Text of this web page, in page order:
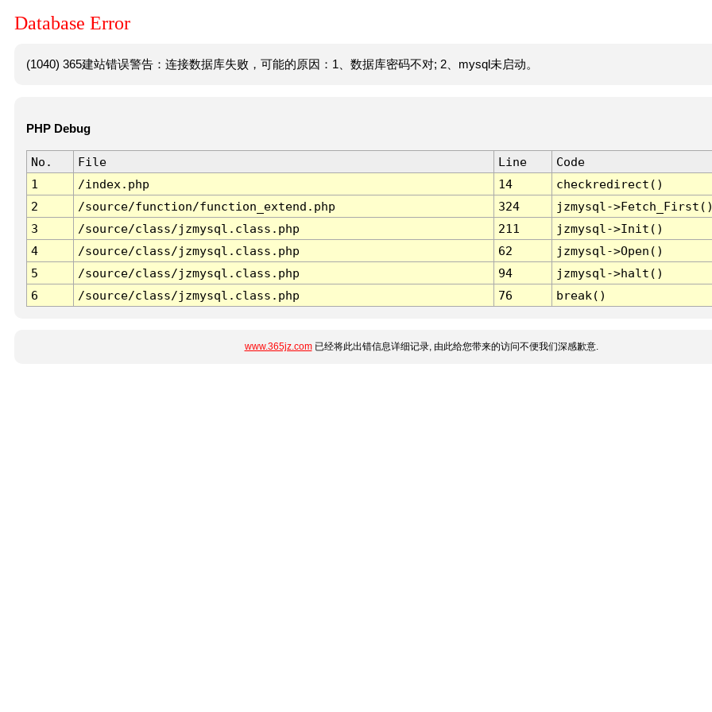
Database Error
(1040) 365建站错误警告：连接数据库失败，可能的原因：1、数据库密码不对; 2、mysql未启动。
PHP Debug
No. File Line
Code
1
/index.php 14
checkredirect()
2
/source/function/function_extend.php 324
jzmysql-
3
/source/class/jzmysql.class.php 211
jzmysql->Init()
4
/source/class/jzmysql.class.php 62
jzmysql->Open()
5
/source/class/jzmysql.class.php 94
jzmysql->halt()
6
/source/class/jzmysql.class.php 76 break()
www.365jz.com已经将此出错信息详细记录, 由此给您带来的访问不便我们深感歉意.